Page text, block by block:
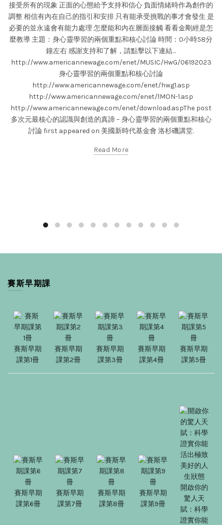
接受所有的現象 正面的心態給予支持和信心 負面情緒時作為創作的
調整 相信有內在自己的指引和安排 只有能承受挑戰的事才會發生 是
必要的並永遠會有能力處理 怎麼能和內在層面接觸 看看金剛經是怎
麼教導 主題：身心靈學習的兩個重點和核心討論 時間：0小時58分
鐘左右 感謝支持和了解，請點擊以下連結…
http://www.americannewage.com/enet/MUSIC/HwG/06192023
身心靈學習的兩個重點和核心討論
http://www.americannewage.com/enet/hwg1.asp
http://www.americannewage.com/enet/1MON-1.asp
http://www.americannewage.com/enet/download.aspThe post
多次元最核心的認識與創造的真諦 – 身心靈學習的兩個重點和核心
討論 first appeared on 美國新時代基金會 洛杉磯講堂.
Read More
賽斯早期課
賽斯早期
課第1冊
賽斯早期
課第2冊
賽斯早期
課第3冊
賽斯早期
課第4冊
賽斯早期
課第5冊
賽斯早期
課第6冊
賽斯早期
課第7冊
賽斯早期
課第8冊
賽斯早期
課第9冊
開啟你的
驚人天
賦：科學
證實你能